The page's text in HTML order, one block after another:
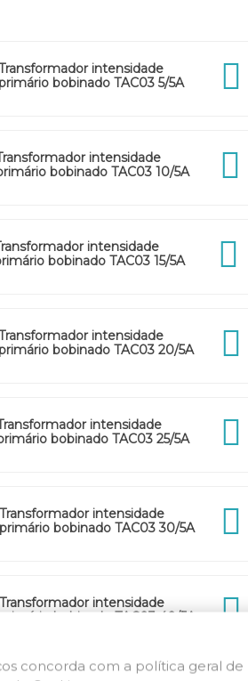
intensidade
bobinado TAC03 5/5A
intensidade
bobinado TAC03 10/5A
intensidade
bobinado TAC03 15/5A
intensidade
bobinado TAC03 20/5A
intensidade
bobinado TAC03 25/5A
Transformador intensidade
primário bobinado TAC03 30/5A
Transformador intensidade
primário bobinado TAC03 40/5A
concorda com a política geral de